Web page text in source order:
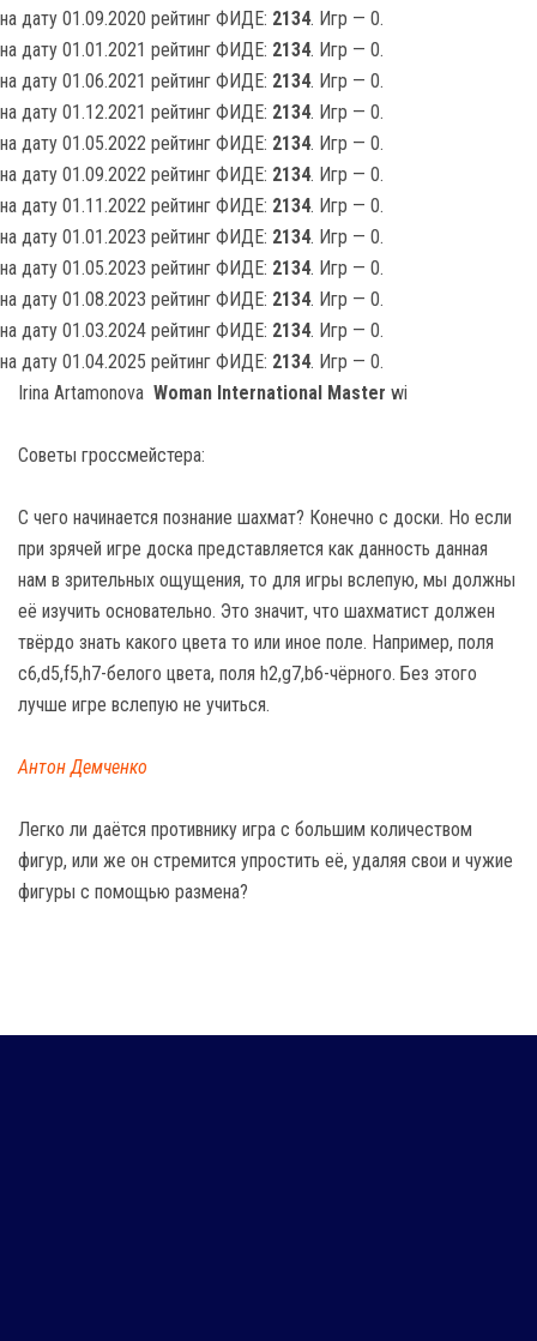
на дату 01.09.2020 рейтинг ФИДЕ: 2134. Игр — 0.
на дату 01.01.2021 рейтинг ФИДЕ: 2134. Игр — 0.
на дату 01.06.2021 рейтинг ФИДЕ: 2134. Игр — 0.
на дату 01.12.2021 рейтинг ФИДЕ: 2134. Игр — 0.
на дату 01.05.2022 рейтинг ФИДЕ: 2134. Игр — 0.
на дату 01.09.2022 рейтинг ФИДЕ: 2134. Игр — 0.
на дату 01.11.2022 рейтинг ФИДЕ: 2134. Игр — 0.
на дату 01.01.2023 рейтинг ФИДЕ: 2134. Игр — 0.
на дату 01.05.2023 рейтинг ФИДЕ: 2134. Игр — 0.
на дату 01.08.2023 рейтинг ФИДЕ: 2134. Игр — 0.
на дату 01.03.2024 рейтинг ФИДЕ: 2134. Игр — 0.
на дату 01.04.2025 рейтинг ФИДЕ: 2134. Игр — 0.
Irina Artamonova Woman International Master wi
Советы гроссмейстера:
С чего начинается познание шахмат? Конечно с доски. Но если
при зрячей игре доска представляется как данность данная
нам в зрительных ощущения, то для игры вслепую, мы должны
её изучить основательно. Это значит, что шахматист должен
твёрдо знать какого цвета то или иное поле. Например, поля
c6,d5,f5,h7-белого цвета, поля h2,g7,b6-чёрного. Без этого
лучше игре вслепую не учиться.
Антон Демченко
Легко ли даётся противнику игра с большим количеством
фигур, или же он стремится упростить её, удаляя свои и чужие
фигуры с помощью размена?